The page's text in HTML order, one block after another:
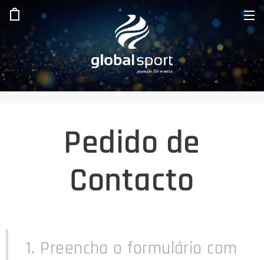
Pedido de
Contacto
1. Preencha o formulário com